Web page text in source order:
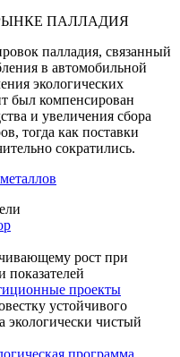
ПАЛЛАДИЯ
палладия, связанный
в автомобильной
экологических
был компенсирован
и увеличения сбора
тогда как поставки
сократились.
рост при
проекты
устойчивого
экологически чистый
программа